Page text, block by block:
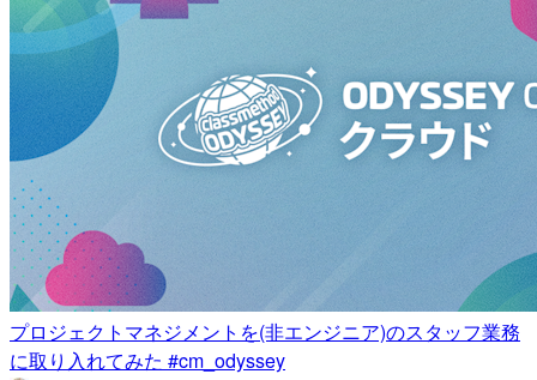
プロジェクトマネジメントを(非エンジニア)のスタッフ業務
に取り入れてみた #cm_odyssey